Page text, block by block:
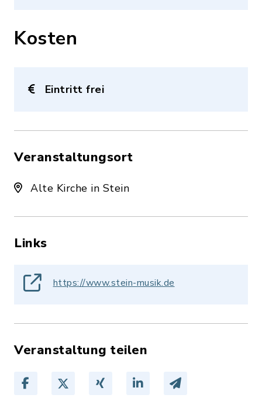
Kosten
Eintritt frei
Veranstaltungsort
Alte Kirche in Stein
Links
https://www.stein-musik.de
Veranstaltung teilen